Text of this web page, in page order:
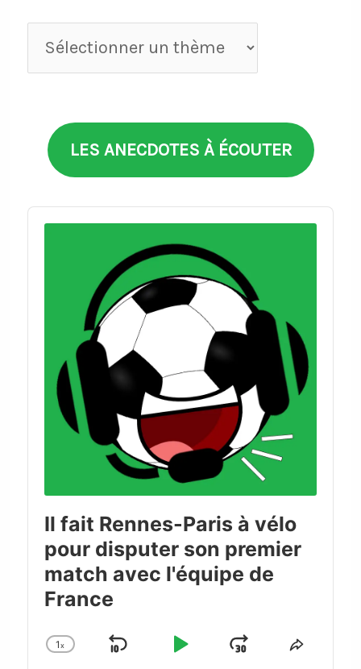
Anecdotes
par
LES ANECDOTES À ÉCOUTER
Audio
Player
Il fait Rennes-Paris à vélo
pour disputer son premier
match avec l'équipe de
France
Change
1x
Skip
Play
JumpShare